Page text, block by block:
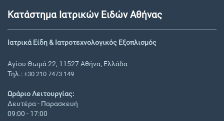
Κατάστημα Ιατρικών Ειδών Αθήνας
Ιατρικά Είδη & Ιατροτεχνολογικός Εξοπλισμός
Αγίου Θωμά 22, 11527 Αθήνα, Ελλάδα
Τηλ.: +30 210 7473 149
Ωράριο Λειτουργίας:
Δευτέρα - Παρασκευή
09:00 - 17:00